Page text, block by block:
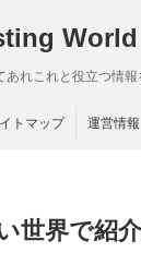
World
れこれと役立つ情報
トマップ 運営情報
世界で紹